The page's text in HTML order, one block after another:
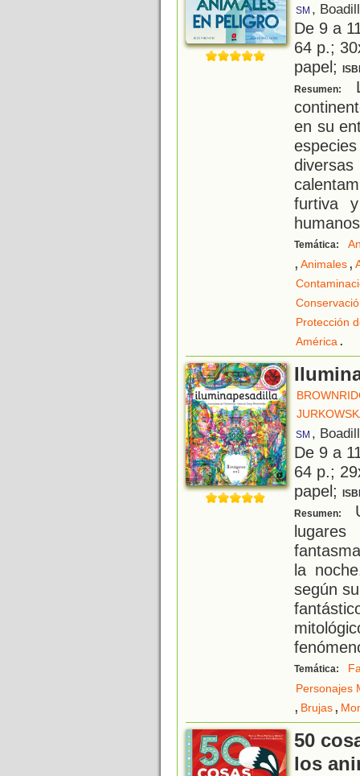
SM ,
De 9 a
64 p.;
papel;
Resumen:
en su
furtiva
Temática:
, Animales,
Protección
América.
SM ,
De 9 a
64 p.;
papel;
Resumen:
la
según
Temática:
Personajes
, Brujas,
50
los